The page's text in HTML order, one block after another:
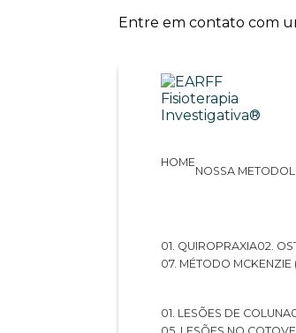
Entre em contato com
HOME
NOSSA
01. QUIROPRAXIA
02.
07. MÉTODO MCKENZIE
01. LESÕES DE COLUNA